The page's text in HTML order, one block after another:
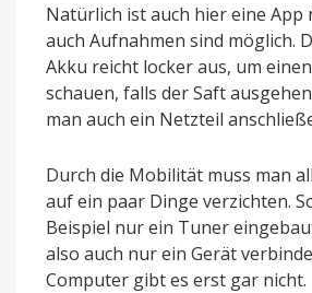
Natürlich ist auch hier eine App
auch Aufnahmen sind möglich.
Akku reicht locker aus, um
schauen, falls der Saft
man auch ein Netzteil
Durch die Mobilität muss man
auf ein paar Dinge verzichten.
Beispiel nur ein Tuner
also auch nur ein Gerät
Computer gibt es erst gar nicht.